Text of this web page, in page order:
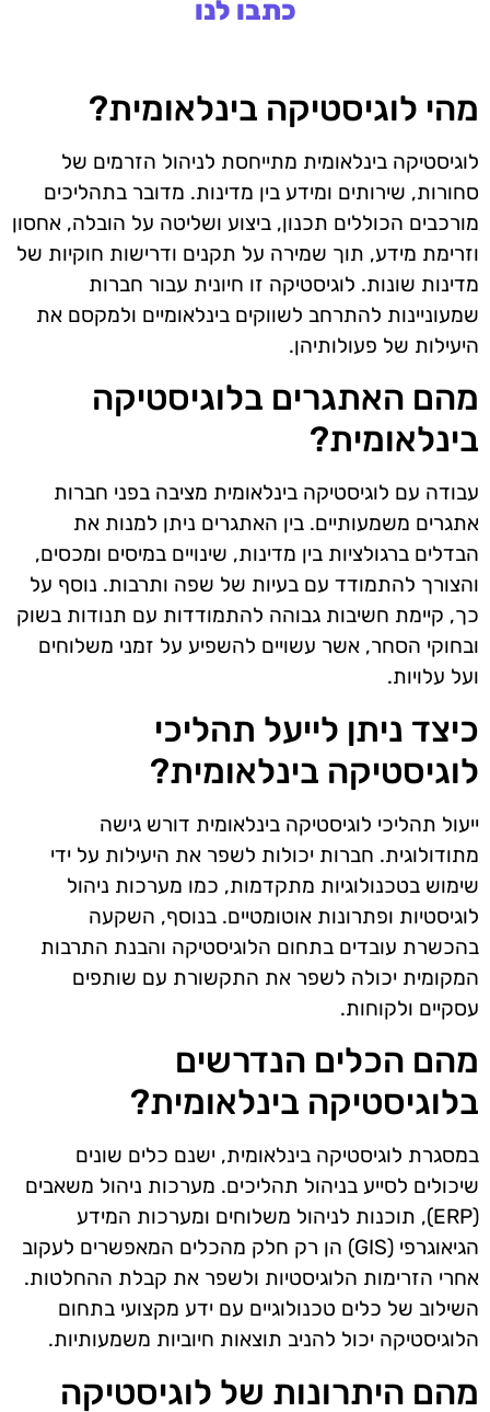
כתבו לנו
מהי לוגיסטיקה בינלאומית?
לוגיסטיקה בינלאומית מתייחסת לניהול הזרמים של
סחורות, שירותים ומידע בין מדינות. מדובר בתהליכים
מורכבים הכוללים תכנון, ביצוע ושליטה על הובלה, אחסון
וזרימת מידע, תוך שמירה על תקנים ודרישות חוקיות של
מדינות שונות. לוגיסטיקה זו חיונית עבור חברות
שמעוניינות להתרחב לשווקים בינלאומיים ולמקסם את
היעילות של פעולותיהן.
מהם האתגרים בלוגיסטיקה
בינלאומית?
עבודה עם לוגיסטיקה בינלאומית מציבה בפני חברות
אתגרים משמעותיים. בין האתגרים ניתן למנות את
הבדלים ברגולציות בין מדינות, שינויים במיסים ומכסים,
והצורך להתמודד עם בעיות של שפה ותרבות. נוסף על
כך, קיימת חשיבות גבוהה להתמודדות עם תנודות בשוק
ובחוקי הסחר, אשר עשויים להשפיע על זמני משלוחים
ועל עלויות.
כיצד ניתן לייעל תהליכי
לוגיסטיקה בינלאומית?
ייעול תהליכי לוגיסטיקה בינלאומית דורש גישה
מתודולוגית. חברות יכולות לשפר את היעילות על ידי
שימוש בטכנולוגיות מתקדמות, כמו מערכות ניהול
לוגיסטיות ופתרונות אוטומטיים. בנוסף, השקעה
בהכשרת עובדים בתחום הלוגיסטיקה והבנת התרבות
המקומית יכולה לשפר את התקשורת עם שותפים
עסקיים ולקוחות.
מהם הכלים הנדרשים
בלוגיסטיקה בינלאומית?
במסגרת לוגיסטיקה בינלאומית, ישנם כלים שונים
שיכולים לסייע בניהול תהליכים. מערכות ניהול משאבים
(ERP), תוכנות לניהול משלוחים ומערכות המידע
הגיאוגרפי (GIS) הן רק חלק מהכלים המאפשרים לעקוב
אחרי הזרימות הלוגיסטיות ולשפר את קבלת ההחלטות.
השילוב של כלים טכנולוגיים עם ידע מקצועי בתחום
הלוגיסטיקה יכול להניב תוצאות חיוביות משמעותיות.
מהם היתרונות של לוגיסטיקה